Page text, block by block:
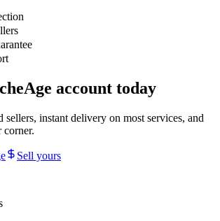
account today
instant delivery on most services, and
corner.
Sell yours